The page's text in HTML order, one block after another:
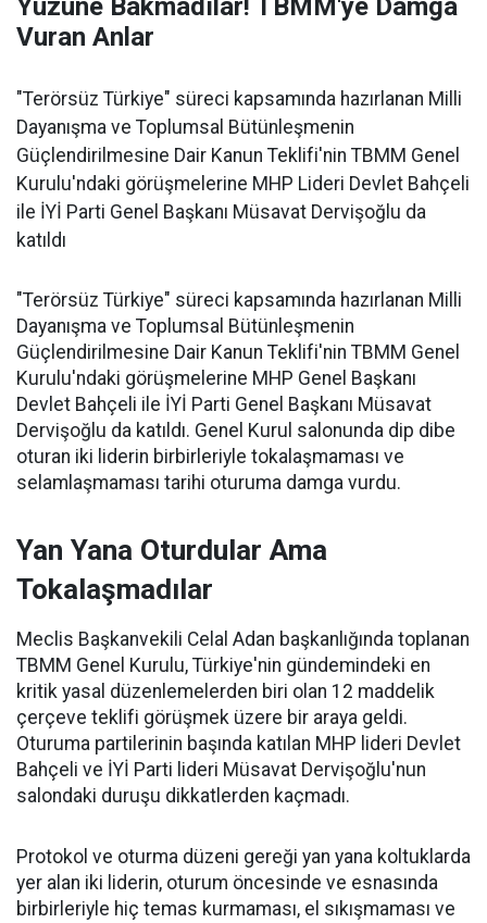
Yüzüne Bakmadılar! TBMM'ye Damga
Vuran Anlar
"Terörsüz Türkiye" süreci kapsamında hazırlanan Milli
Dayanışma ve Toplumsal Bütünleşmenin
Güçlendirilmesine Dair Kanun Teklifi'nin TBMM Genel
Kurulu'ndaki görüşmelerine MHP Lideri Devlet Bahçeli
ile İYİ Parti Genel Başkanı Müsavat Dervişoğlu da
katıldı
"Terörsüz Türkiye" süreci kapsamında hazırlanan Milli
Dayanışma ve Toplumsal Bütünleşmenin
Güçlendirilmesine Dair Kanun Teklifi'nin TBMM Genel
Kurulu'ndaki görüşmelerine MHP Genel Başkanı
Devlet Bahçeli ile İYİ Parti Genel Başkanı Müsavat
Dervişoğlu da katıldı. Genel Kurul salonunda dip dibe
oturan iki liderin birbirleriyle tokalaşmaması ve
selamlaşmaması tarihi oturuma damga vurdu.
Yan Yana Oturdular Ama
Tokalaşmadılar
Meclis Başkanvekili Celal Adan başkanlığında toplanan
TBMM Genel Kurulu, Türkiye'nin gündemindeki en
kritik yasal düzenlemelerden biri olan 12 maddelik
çerçeve teklifi görüşmek üzere bir araya geldi.
Oturuma partilerinin başında katılan MHP lideri Devlet
Bahçeli ve İYİ Parti lideri Müsavat Dervişoğlu'nun
salondaki duruşu dikkatlerden kaçmadı.
Protokol ve oturma düzeni gereği yan yana koltuklarda
yer alan iki liderin, oturum öncesinde ve esnasında
birbirleriyle hiç temas kurmaması, el sıkışmaması ve